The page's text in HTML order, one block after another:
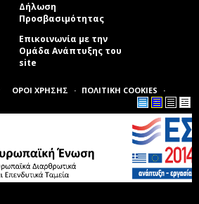
Δήλωση
Προσβασιμότητας
Επικοινωνία με την
Ομάδα Ανάπτυξης του
site
ΟΡΟΙ ΧΡΗΣΗΣ
ΠΟΛΙΤΙΚΗ COOKIES